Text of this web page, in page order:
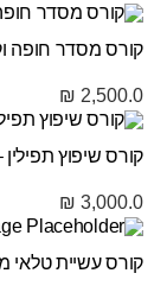
קורס מסדר חופה
2,500.0
₪
קורס שיפוץ
3,000.0
₪
קורס עשיית טלאי